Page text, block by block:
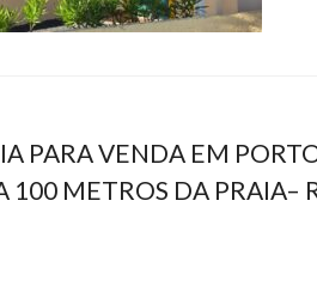
PARA VENDA EM
100 METROS DA PRAIA–